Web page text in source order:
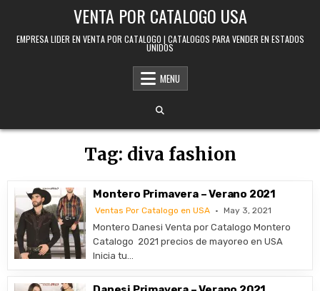
VENTA POR CATALOGO USA
EMPRESA LIDER EN VENTA POR CATALOGO | CATALOGOS PARA VENDER EN ESTADOS
UNIDOS
MENU
Tag: diva fashion
Montero Primavera – Verano 2021
Ventas Por Catalogo en USA May 3, 2021
Montero Danesi Venta por Catalogo Montero
Catalogo 2021 precios de mayoreo en USA
Inicia tu…